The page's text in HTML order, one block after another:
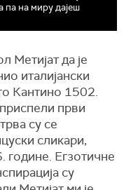
па на миру дајеш
Метијат да је
италијански
Кантино 1502.
први
су се
сликари,
године. Егзотичне
су